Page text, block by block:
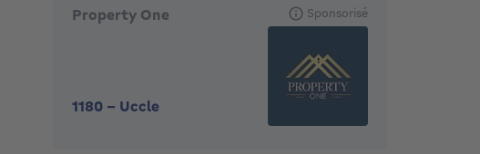
Property One
1180 - Uccle
Sponsorisé